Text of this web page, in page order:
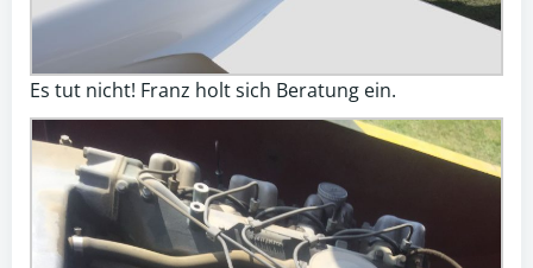
Es tut nicht! Franz holt sich Beratung ein.